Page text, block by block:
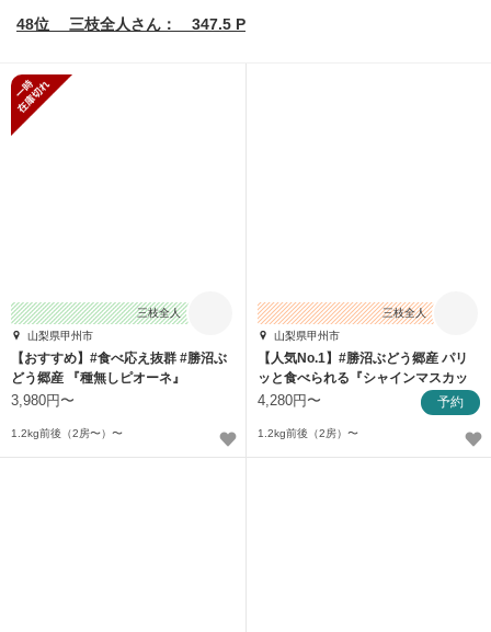
48位 三枝全人さん： 347.5 P
三枝全人
山梨県甲州市
【おすすめ】#食べ応え抜群 #勝沼ぶ
どう郷産 『種無しピオーネ』
3,980円〜
1.2kg前後（2房〜）〜
三枝全人
山梨県甲州市
【人気No.1】#勝沼ぶどう郷産 パリ
ッと食べられる『シャインマスカッ
ト』
4,280円〜 予約
1.2kg前後（2房）〜